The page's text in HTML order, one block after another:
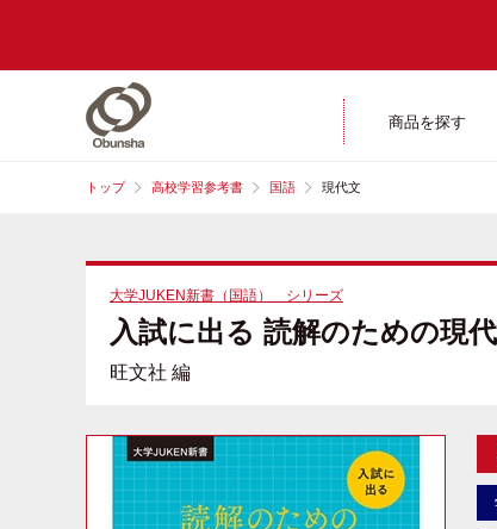
商品を探す
トップ 高校学習参考書 国語 現代文
大学JUKEN新書（国語） シリーズ
入試に出る 読解のための現
旺文社 編